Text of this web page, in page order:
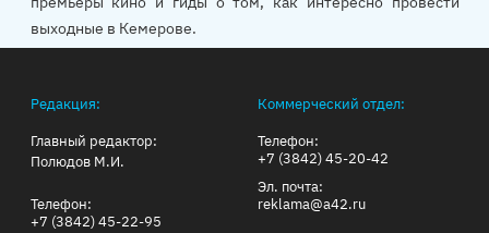
выходные в Кемерове.
Редакция:
Главный редактор:
Полюдов М.И.
Телефон:
+7 (3842) 45-22-95
Коммерческий отдел:
Телефон:
+7 (3842) 45-20-42
Эл. почта:
reklama@a42.ru